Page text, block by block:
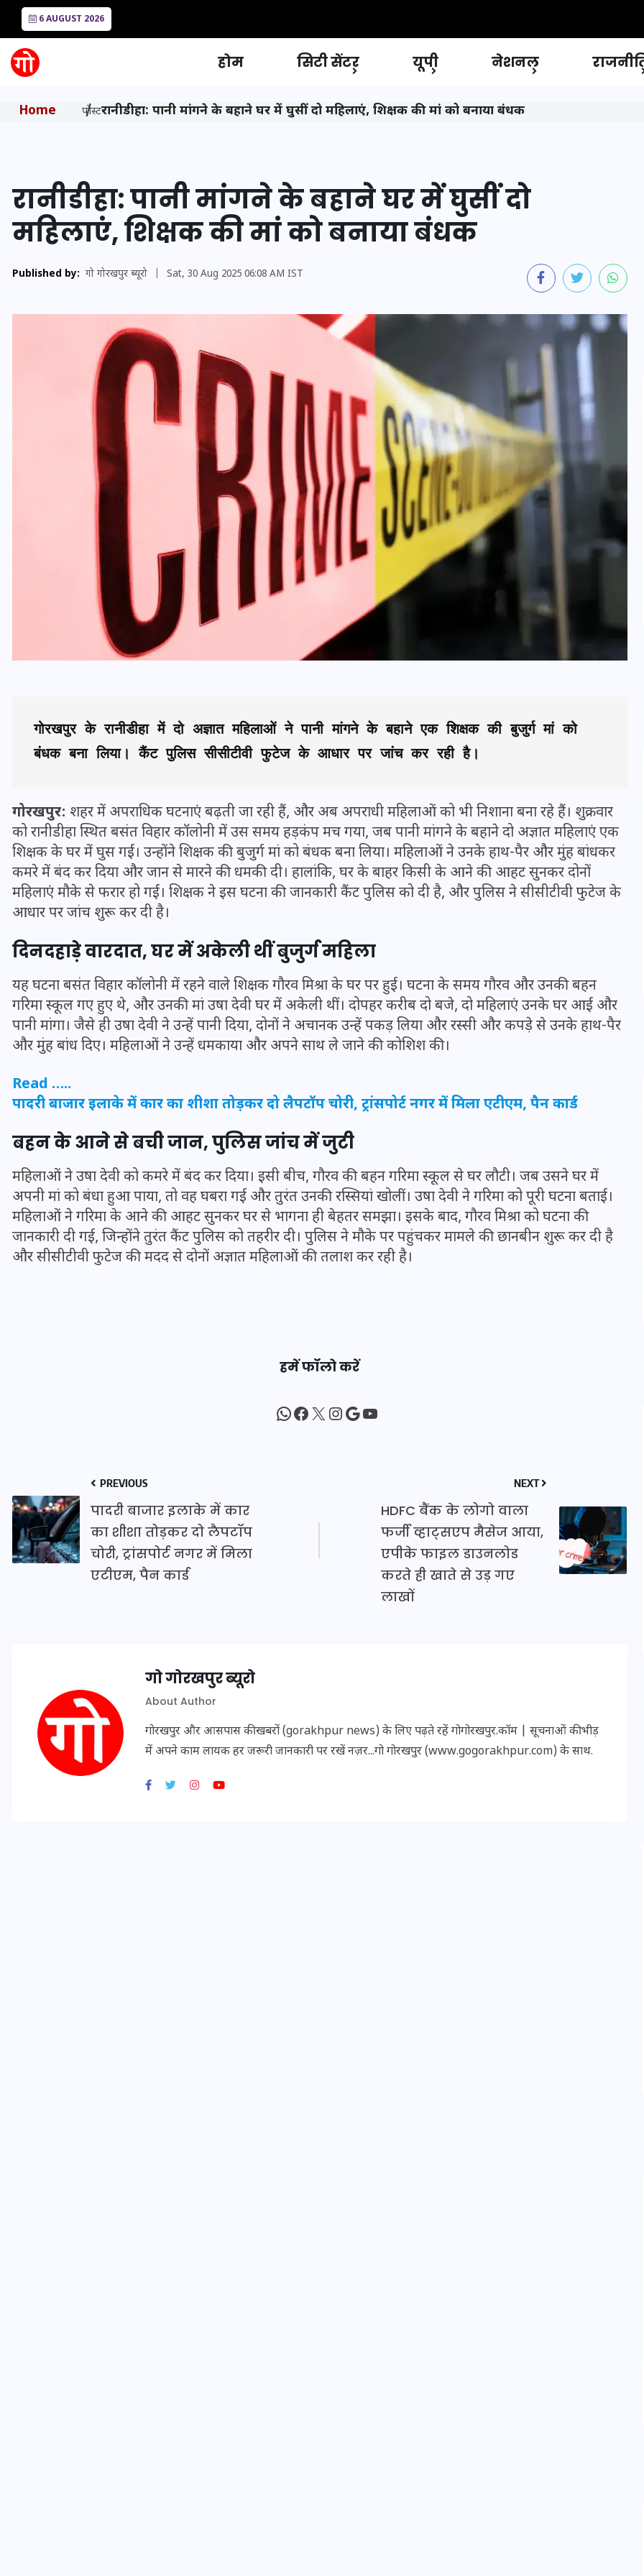
6 AUGUST 2026
होम सिटी सेंटर यूपी नेशनल
Home पोस्टरानीडीहा: पानी मांगने के बहाने घर में घुसीं दो महिलाएं, शिक्षक की मां को बनाया बंधक
रानीडीहा: पानी मांगने के बहाने घर में घुसीं दो
महिलाएं, शिक्षक की मां को बनाया बंधक
Published by: गो गोरखपुर ब्यूरो Sat, 30 Aug 2025 06:08 AM IST
गोरखपुर के रानीडीहा में दो अज्ञात महिलाओं ने पानी मांगने के बहाने एक शिक्षक की बुजुर्ग मां को
बंधक बना लिया। कैंट पुलिस सीसीटीवी फुटेज के आधार पर जांच कर रही है।
गोरखपुर: शहर में अपराधिक घटनाएं बढ़ती जा रही हैं, और अब अपराधी महिलाओं को भी निशाना बना रहे हैं। शुक्रवार
को रानीडीहा स्थित बसंत विहार कॉलोनी में उस समय हड़कंप मच गया, जब पानी मांगने के बहाने दो अज्ञात महिलाएं एक
शिक्षक के घर में घुस गईं। उन्होंने शिक्षक की बुजुर्ग मां को बंधक बना लिया। महिलाओं ने उनके हाथ-पैर और मुंह बांधकर
कमरे में बंद कर दिया और जान से मारने की धमकी दी। हालांकि, घर के बाहर किसी के आने की आहट सुनकर दोनों
महिलाएं मौके से फरार हो गईं। शिक्षक ने इस घटना की जानकारी कैंट पुलिस को दी है, और पुलिस ने सीसीटीवी फुटेज के
आधार पर जांच शुरू कर दी है।
दिनदहाड़े वारदात, घर में अकेली थीं बुजुर्ग महिला
यह घटना बसंत विहार कॉलोनी में रहने वाले शिक्षक गौरव मिश्रा के घर पर हुई। घटना के समय गौरव और उनकी बहन
गरिमा स्कूल गए हुए थे, और उनकी मां उषा देवी घर में अकेली थीं। दोपहर करीब दो बजे, दो महिलाएं उनके घर आईं और
पानी मांगा। जैसे ही उषा देवी ने उन्हें पानी दिया, दोनों ने अचानक उन्हें पकड़ लिया और रस्सी और कपड़े से उनके हाथ-पैर
और मुंह बांध दिए। महिलाओं ने उन्हें धमकाया और अपने साथ ले जाने की कोशिश की।
Read …..
पादरी बाजार इलाके में कार का शीशा तोड़कर दो लैपटॉप चोरी, ट्रांसपोर्ट नगर में मिला एटीएम, पैन कार्ड
बहन के आने से बची जान, पुलिस जांच में जुटी
महिलाओं ने उषा देवी को कमरे में बंद कर दिया। इसी बीच, गौरव की बहन गरिमा स्कूल से घर लौटी। जब उसने घर में
अपनी मां को बंधा हुआ पाया, तो वह घबरा गई और तुरंत उनकी रस्सियां खोलीं। उषा देवी ने गरिमा को पूरी घटना बताई।
महिलाओं ने गरिमा के आने की आहट सुनकर घर से भागना ही बेहतर समझा। इसके बाद, गौरव मिश्रा को घटना की
जानकारी दी गई, जिन्होंने तुरंत कैंट पुलिस को तहरीर दी। पुलिस ने मौके पर पहुंचकर मामले की छानबीन शुरू कर दी है
और सीसीटीवी फुटेज की मदद से दोनों अज्ञात महिलाओं की तलाश कर रही है।
हमें फॉलो करें
WhatsApp
Facebook
X Instagram
Google
YouTube
PREVIOUS
पादरी बाजार इलाके में कार
का शीशा तोड़कर दो लैपटॉप
चोरी, ट्रांसपोर्ट नगर में मिला
एटीएम, पैन कार्ड
NEXT
HDFC बैंक के लोगो वाला
फर्जी व्हाट्सएप मैसेज आया,
एपीके फाइल डाउनलोड
करते ही खाते से उड़ गए
लाखों
गो गोरखपुर ब्यूरो
About Author
गोरखपुर और आसपास की खबरों (gorakhpur news) के लिए पढ़ते रहें गोगोरखपुर.कॉम | सूचनाओं की भीड़
में अपने काम लायक हर जरूरी जानकारी पर रखें नज़र...गो गोरखपुर (www.gogorakhpur.com) के साथ.
वोटर लिस्ट पुनरीक्षण कार्यक्रम में
हुआ बदलाव, देखें नई तारीखों की
पूरी लिस्ट
30 दिसम्बर 2025
यूपी न्यूज़: नौकरों ने पिता-पुत्री
को 5 साल घर में बनाया बंधक,
बुजुर्ग की मौत, बेटी बनी
‘कंकाल’
भारत में स्टारलिंक की लैंडिंग में
अड़चन: डेटा सिक्योरिटी और
स्पेक्ट्रम की कीमत पर फंसा पेंच,
आया बड़ा अपडेट
भारत में स्टारलिंक की लैंडिंग में
अड़चन: डेटा सिक्योरिटी और
UPSSSC Lekhpal Recruitment
2025: यूपी में लेखपाल के पदों
पर बंपर भर्ती का विज्ञापन जारी,
जानें कब से शुरू होंगे आवेदन
UPSSSC Lekhpal Recruitment
2025: यूपी में लेखपाल के पदों
पर बंपर भर्ती का विज्ञापन जारी,
जानें कब से शुरू होंगे आवेदन
जिस कमरे में बिना बिजली-पंखे
के बीते 4 साल, उसे देख भावुक
हुए बृजभूषण सिंह, कहा-यहीं
जिस कमरे में बिना बिजली-पंखे
के बीते 4 साल, उसे देख भावुक
हुए बृजभूषण सिंह, कहा-यहीं
तपकर बना सोना